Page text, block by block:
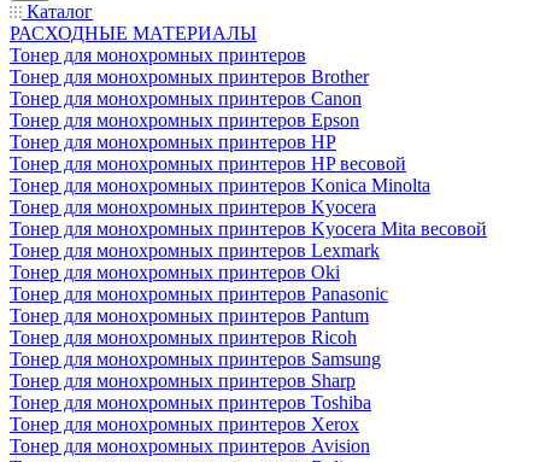
Каталог
РАСХОДНЫЕ МАТЕРИАЛЫ
Тонер для монохромных принтеров
Тонер для монохромных принтеров Brother
Тонер для монохромных принтеров Canon
Тонер для монохромных принтеров Epson
Тонер для монохромных принтеров HP
Тонер для монохромных принтеров HP весовой
Тонер для монохромных принтеров Konica Minolta
Тонер для монохромных принтеров Kyocera
Тонер для монохромных принтеров Kyocera Mita весовой
Тонер для монохромных принтеров Lexmark
Тонер для монохромных принтеров Oki
Тонер для монохромных принтеров Panasonic
Тонер для монохромных принтеров Pantum
Тонер для монохромных принтеров Ricoh
Тонер для монохромных принтеров Samsung
Тонер для монохромных принтеров Sharp
Тонер для монохромных принтеров Toshiba
Тонер для монохромных принтеров Xerox
Тонер для монохромных принтеров Avision